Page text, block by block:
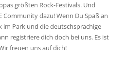
größten Rock-Festivals. Und
Community dazu! Wenn Du Spaß an
im Park und die deutschsprachige
registriere dich doch bei uns. Es ist
freuen uns auf dich!